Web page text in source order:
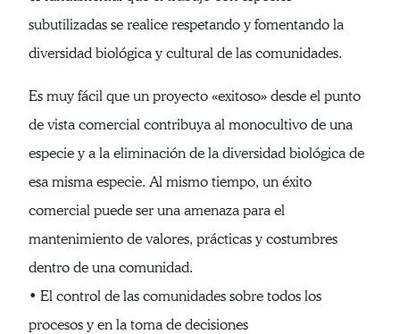
subutilizadas se realice respetando y fomentando la
diversidad biológica y cultural de las comunidades.
Es muy fácil que un proyecto «exitoso» desde el punto
de vista comercial contribuya al monocultivo de una
especie y a la eliminación de la diversidad biológica de
esa misma especie. Al mismo tiempo, un éxito
comercial puede ser una amenaza para el
mantenimiento de valores, prácticas y costumbres
dentro de una comunidad.
• El control de las comunidades sobre todos los
procesos y en la toma de decisiones